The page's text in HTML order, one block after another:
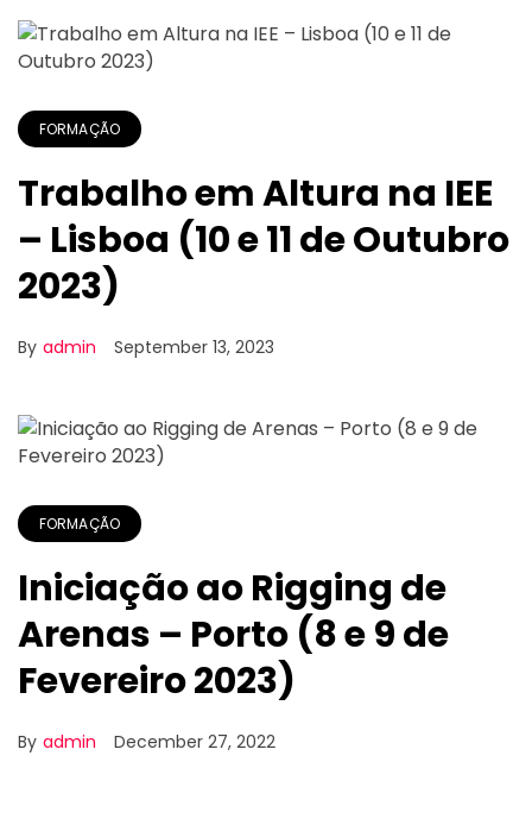
FORMAÇÃO
Trabalho em Altura na IEE
– Lisboa (10 e 11 de Outubro
2023)
By admin September 13, 2023
FORMAÇÃO
Iniciação ao Rigging de
Arenas – Porto (8 e 9 de
Fevereiro 2023)
By admin December 27, 2022